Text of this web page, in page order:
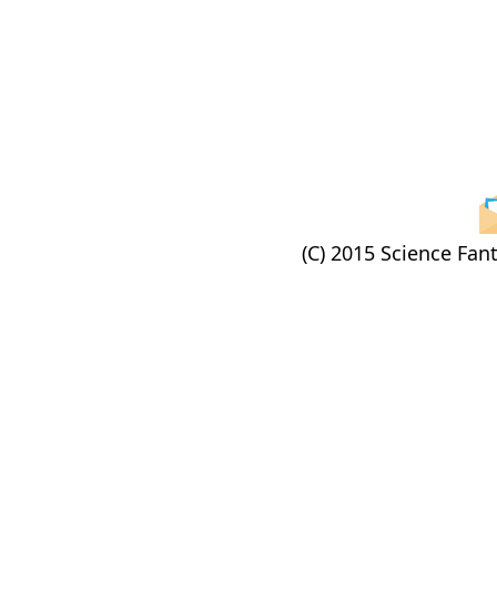
(C) 2015 Science